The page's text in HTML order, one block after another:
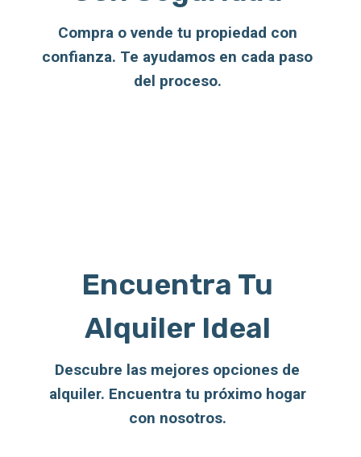
Compra o vende tu propiedad con
confianza. Te ayudamos en cada paso
del proceso.
Encuentra Tu
Alquiler Ideal
Descubre las mejores opciones de
alquiler. Encuentra tu próximo hogar
con nosotros.